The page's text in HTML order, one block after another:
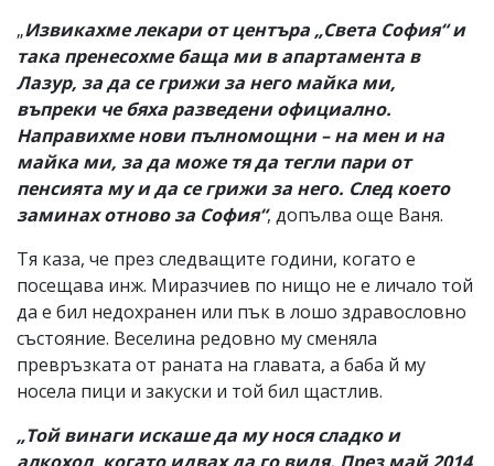
„Извикахме лекари от центъра „Света София“ и
така пренесохме баща ми в апартамента в
Лазур, за да се грижи за него майка ми,
въпреки че бяха разведени официално.
Направихме нови пълномощни – на мен и на
майка ми, за да може тя да тегли пари от
пенсията му и да се грижи за него. След което
заминах отново за София“, допълва още Ваня.
Тя каза, че през следващите години, когато е
посещава инж. Миразчиев по нищо не е личало той
да е бил недохранен или пък в лошо здравословно
състояние. Веселина редовно му сменяла
превръзката от раната на главата, а баба й му
носела пици и закуски и той бил щастлив.
„Той винаги искаше да му нося сладко и